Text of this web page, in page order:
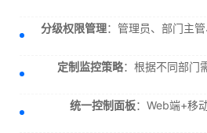
分级权限管理：管理员、部门主
定制监控策略：根据不同部门
统一控制面板：Web端+移